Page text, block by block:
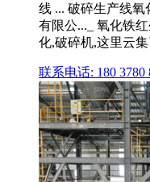
线 ... 破碎生产线
有限公..._ 氧化铁
化,破碎机,这里云集
联系电话: 180 3780